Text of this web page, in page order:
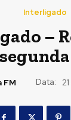
Interligado
–
FM Data: